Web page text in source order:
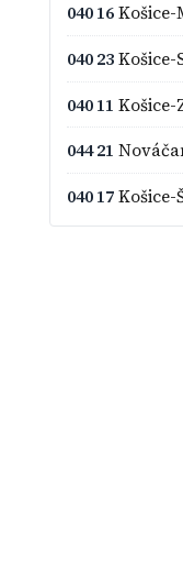
040 16Košice-
040 23Košice-
040 11 Košice-
044 21
040 17Košice-